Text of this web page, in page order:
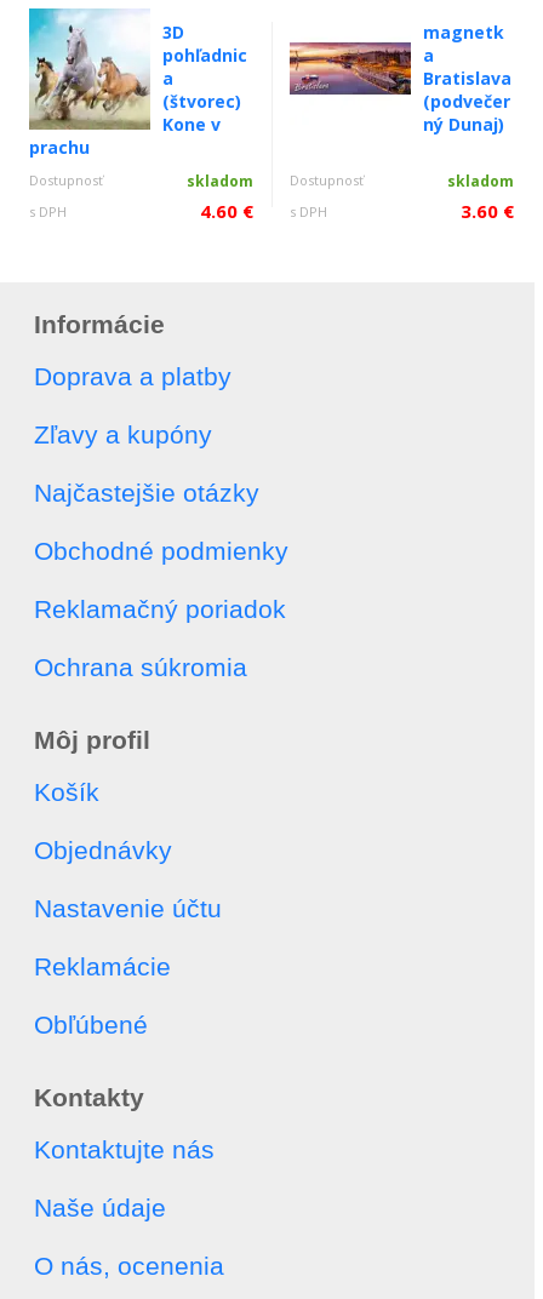
3D
pohľadnic
a
(štvorec)
Kone v
prachu
Dostupnosť skladom
s DPH 4.60 €
magnetk
a
Bratislava
(podvečer
ný Dunaj)
Dostupnosť skladom
s DPH 3.60 €
Informácie
Doprava a platby
Zľavy a kupóny
Najčastejšie otázky
Obchodné podmienky
Reklamačný poriadok
Ochrana súkromia
Môj profil
Košík
Objednávky
Nastavenie účtu
Reklamácie
Obľúbené
Kontakty
Kontaktujte nás
Naše údaje
O nás, ocenenia